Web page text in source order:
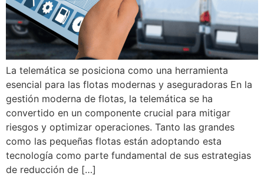
La telemática se posiciona como una herramienta
esencial para las flotas modernas y aseguradoras En la
gestión moderna de flotas, la telemática se ha
convertido en un componente crucial para mitigar
riesgos y optimizar operaciones. Tanto las grandes
como las pequeñas flotas están adoptando esta
tecnología como parte fundamental de sus estrategias
de reducción de […]